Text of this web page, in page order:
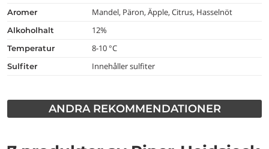
aromer Mandel, Päron, Äpple, Citrus, Hasselnöt
alkoholhalt 12%
temperatur 8-10 °C
Sulfiter Innehåller sulfiter
ANDRA REKOMMENDATIONER